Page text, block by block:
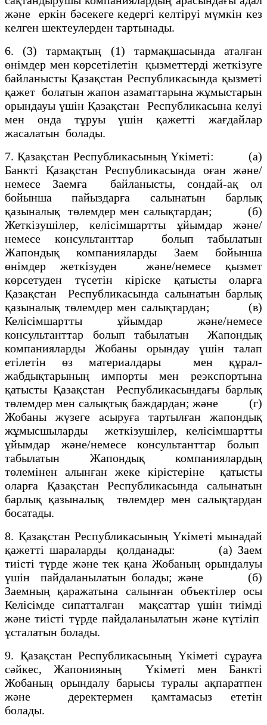
және еркін бәсекеге кедергi келтiруi мүмкiн кез
келген шектеулерден тартынады.
6. (3) тармақтың (1) тармақшасында аталған
өнiмдер мен көрсетілетiн қызметтердi жеткiзуге
байланысты Қазақстан Республикасында қызметi
қажет болатын жапон азаматтарына жұмыстарын
орындауы үшiн Қазақстан Республикасына келуi
мен онда тұруы үшiн қажеттi жағдайлар
жасалатын болады.
7. Қазақстан Республикасының Үкiметi: (а)
Банкті Қазақстан Республикасында оған және/
немесе Заемға байланысты, сондай-ақ ол
бойынша пайыздарға салынатын барлық
қазыналық төлемдер мен салықтардан; (б)
Жеткiзушiлер, келiсiмшартты ұйымдар және/
немесе консультанттар болып табылатын
Жапондық компанияларды Заем бойынша
өнiмдер жеткiзуден және/немесе қызмет
көрсетуден түсетiн кiрiске қатысты оларға
Қазақстан Республикасында салынатын барлық
қазыналық төлемдер мен салықтардан; (в)
Келiсiмшартты ұйымдар және/немесе
консультанттар болып табылатын Жапондық
компанияларды Жобаны орындау үшiн талап
етiлетін өз материалдары мен құрал-
жабдықтарының импорты мен реэкспортына
қатысты Қазақстан Республикасындағы барлық
төлемдер мен салықтық баждардан; және (г)
Жобаны жүзеге асыруға тартылған жапондық
жұмысшыларды жеткiзушiлер, келiсiмшартты
ұйымдар және/немесе консультанттар болып
табылатын Жапондық компаниялардың
төлемiнен алынған жеке кiрiстерiне қатысты
оларға Қазақстан Республикасында салынатын
барлық қазыналық төлемдер мен салықтардан
босатады.
8. Қазақстан Республикасының Үкiметi мынадай
қажеттi шараларды қолданады: (а) Заем
тиiстi түрде және тек қана Жобаның орындалуы
үшiн пайдаланылатын болады; және (б)
Заемның қаражатына салынған объектiлер осы
Келiсiмде сипатталған мақсаттар үшiн тиiмдi
және тиiстi түрде пайдаланылатын және күтiлiп
ұсталатын болады.
9. Қазақстан Республикасының Үкiметi сұрауға
сәйкес, Жапонияның Үкiметi мен Банктi
Жобаның орындалу барысы туралы ақпаратпен
және деректермен қамтамасыз ететiн
болады.